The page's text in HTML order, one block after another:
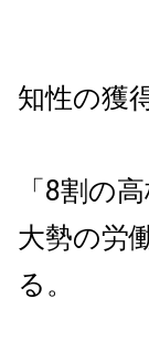
知性の獲
「8割の
大勢の労
る。